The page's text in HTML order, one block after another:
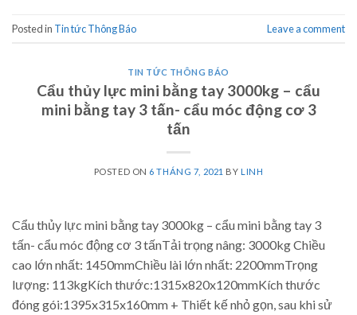
Posted in Tin tức Thông Báo Leave a comment
TIN TỨC THÔNG BÁO
Cẩu thủy lực mini bằng tay 3000kg – cẩu
mini bằng tay 3 tấn- cẩu móc động cơ 3
tấn
POSTED ON 6 THÁNG 7, 2021 BY LINH
Cẩu thủy lực mini bằng tay 3000kg – cẩu mini bằng tay 3
tấn- cẩu móc động cơ 3 tấnTải trọng nâng: 3000kg Chiều
cao lớn nhất: 1450mmChiều lài lớn nhất: 2200mmTrọng
lượng: 113kgKích thước:1315x820x120mmKích thước
đóng gói:1395x315x160mm + Thiết kế nhỏ gọn, sau khi sử